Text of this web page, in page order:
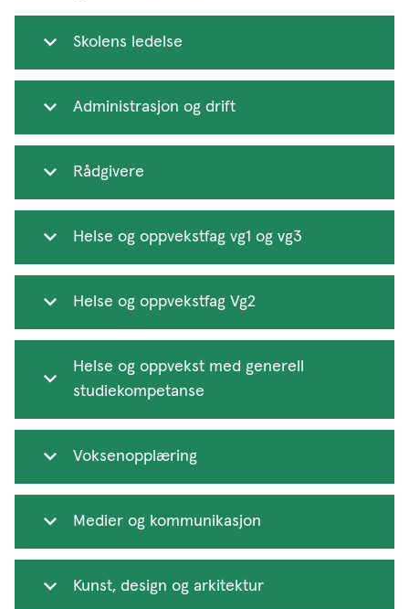
Skolens ledelse
Administrasjon og drift
Rådgivere
Helse og oppvekstfag vg1 og vg3
Helse og oppvekstfag Vg2
Helse og oppvekst med generell
studiekompetanse
Voksenopplæring
Medier og kommunikasjon
Kunst, design og arkitektur